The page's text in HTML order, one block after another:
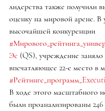
лидерства также получили
оценку на мировой арене. В
высочайшей конкуренции
Эс (QS), учреждение заняло
впечатляющее 22-е место в
В ходе этого масштабного
были проанализированы